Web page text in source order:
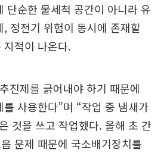
단순한 물세척 공간이 아니라 유
정전기 위험이 동시에 존재할
적이 나온다.
진제를 긁어내야 하기 때문에
사용한다”며 “작업 중 냄새가
것을 쓰고 작업했다. 올해 초 간
문제 때문에 국소배기장치를